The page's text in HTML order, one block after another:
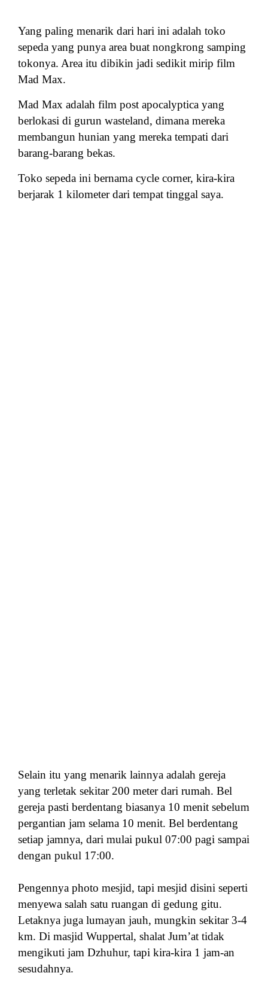
Yang paling menarik dari hari ini adalah toko
sepeda yang punya area buat nongkrong samping
tokonya. Area itu dibikin jadi sedikit mirip film
Mad Max.
Mad Max adalah film post apocalyptica yang
berlokasi di gurun wasteland, dimana mereka
membangun hunian yang mereka tempati dari
barang-barang bekas.
Toko sepeda ini bernama cycle corner, kira-kira
berjarak 1 kilometer dari tempat tinggal saya.
Selain itu yang menarik lainnya adalah gereja
yang terletak sekitar 200 meter dari rumah. Bel
gereja pasti berdentang biasanya 10 menit sebelum
pergantian jam selama 10 menit. Bel berdentang
setiap jamnya, dari mulai pukul 07:00 pagi sampai
dengan pukul 17:00.
Pengennya photo mesjid, tapi mesjid disini seperti
menyewa salah satu ruangan di gedung gitu.
Letaknya juga lumayan jauh, mungkin sekitar 3-4
km. Di masjid Wuppertal, shalat Jum’at tidak
mengikuti jam Dzhuhur, tapi kira-kira 1 jam-an
sesudahnya.